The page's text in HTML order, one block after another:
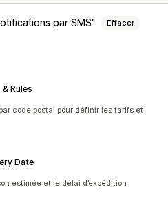
par SMS Effacer
Rules
code postal pour définir les tarifs et
Date
estimée et le délai d’expédition